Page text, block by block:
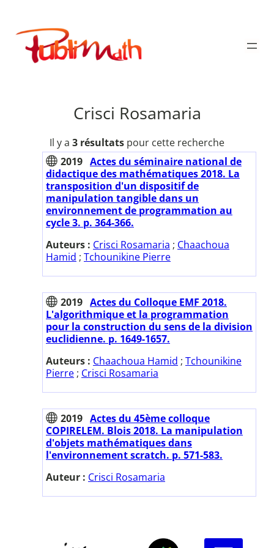
contenu
Publimath
Crisci Rosamaria
Il y a 3 résultats pour cette recherche
2019 Actes du séminaire national de
didactique des mathématiques 2018. La
transposition d'un dispositif de
manipulation tangible dans un
environnement de programmation au
cycle 3. p. 364-366.
Auteurs : Crisci Rosamaria ; Chaachoua
Hamid ; Tchounikine Pierre
2019 Actes du Colloque EMF 2018.
L'algorithmique et la programmation
pour la construction du sens de la division
euclidienne. p. 1649-1657.
Auteurs : Chaachoua Hamid ; Tchounikine
Pierre ; Crisci Rosamaria
2019 Actes du 45ème colloque
COPIRELEM. Blois 2018. La manipulation
d'objets mathématiques dans
l'environnement scratch. p. 571-583.
Auteur : Crisci Rosamaria